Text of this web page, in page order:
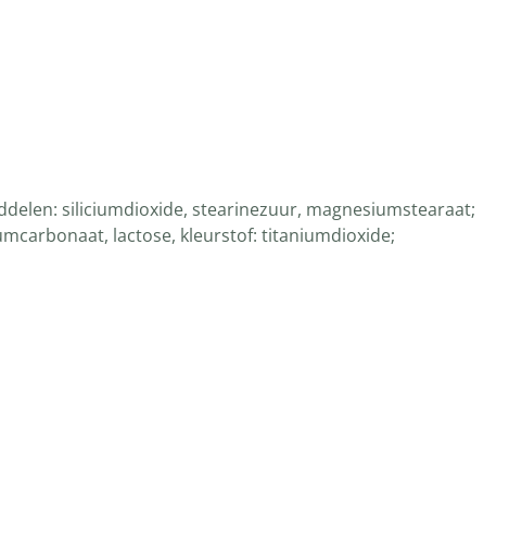
siliciumdioxide, stearinezuur, magnesiumstearaat;
lactose, kleurstof: titaniumdioxide;